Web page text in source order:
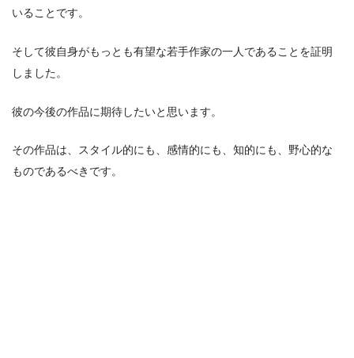
いることです。
そして彼自身がもっとも有望な若手作家の一人であることを証明
しました。
彼の今後の作品に期待したいと思います。
その作品は、スタイル的にも、感情的にも、知的にも、野心的な
ものであるべきです。